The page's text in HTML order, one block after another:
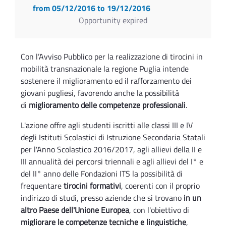
from 05/12/2016to 19/12/2016
Opportunity expired
Con l’Avviso Pubblico per la realizzazione di tirocini in
mobilità transnazionale la regione Puglia intende
sostenere il miglioramento ed il rafforzamento dei
giovani pugliesi, favorendo anche la possibilità
di miglioramento delle competenze professionali.
L'azione offre agli studenti iscritti alle classi III e IV
degli Istituti Scolastici di Istruzione Secondaria Statali
per l'Anno Scolastico 2016/2017, agli allievi della II e
III annualità dei percorsi triennali e agli allievi del I° e
del II° anno delle Fondazioni ITS la possibilità di
frequentaretirocini formativi, coerenti con il proprio
indirizzo di studi, presso aziende che si trovano in un
altro Paese dell'Unione Europea, con l'obiettivo di
migliorare le competenze tecniche e linguistiche,